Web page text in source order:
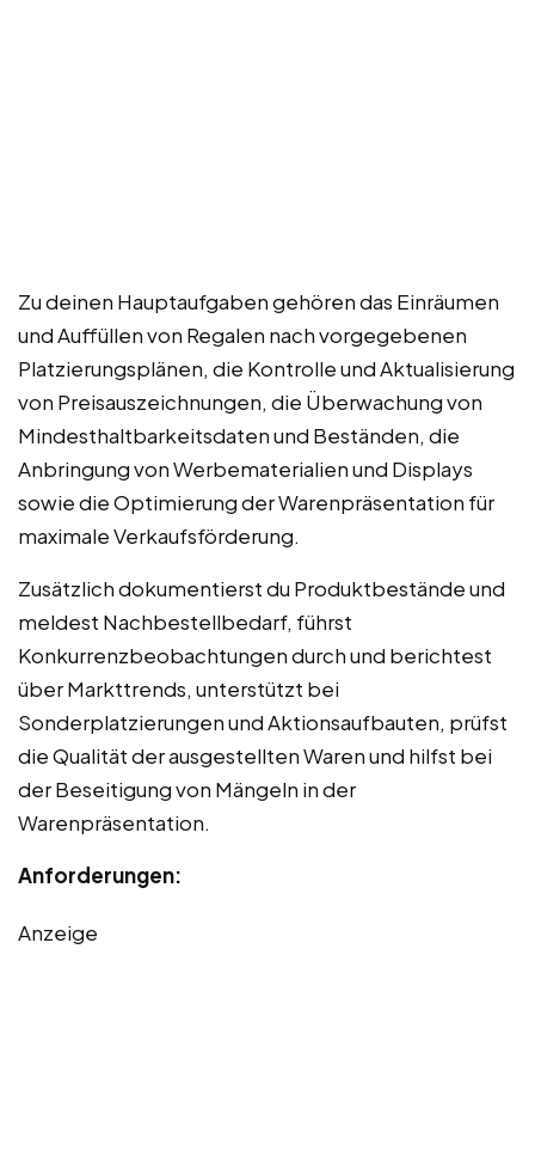
Zu deinen Hauptaufgaben gehören das Einräumen
und Auffüllen von Regalen nach vorgegebenen
Platzierungsplänen, die Kontrolle und Aktualisierung
von Preisauszeichnungen, die Überwachung von
Mindesthaltbarkeitsdaten und Beständen, die
Anbringung von Werbematerialien und Displays
sowie die Optimierung der Warenpräsentation für
maximale Verkaufsförderung.
Zusätzlich dokumentierst du Produktbestände und
meldest Nachbestellbedarf, führst
Konkurrenzbeobachtungen durch und berichtest
über Markttrends, unterstützt bei
Sonderplatzierungen und Aktionsaufbauten, prüfst
die Qualität der ausgestellten Waren und hilfst bei
der Beseitigung von Mängeln in der
Warenpräsentation.
Anforderungen:
Anzeige